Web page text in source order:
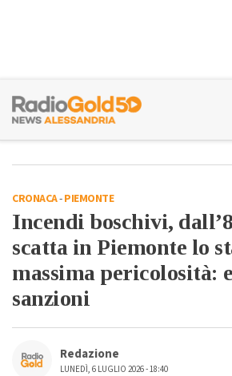
CRONACA-PIEMONTE
Incendi boschivi,
scatta in Piemonte lo
massima pericolosità:
sanzioni
Redazione
LUNEDÌ, 6 LUGLIO 2026 - 18:40